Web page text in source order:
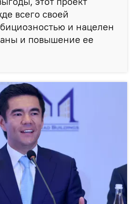
всего своей
и нацелен
и повышение ее